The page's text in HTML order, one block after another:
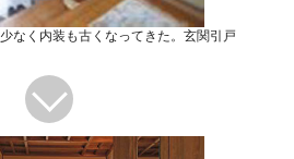
なく内装も古くなってきた。玄関引戸